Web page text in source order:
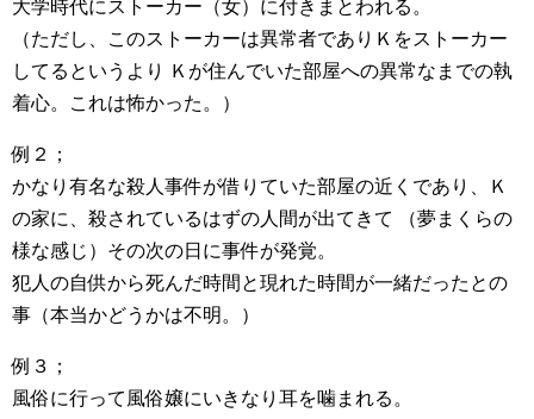
大学時代にストーカー（女）に付きまとわれる。
（ただし、このストーカーは異常者でありＫをストーカー
してるというより Ｋが住んでいた部屋への異常なまでの執
着心。これは怖かった。）
例２；
かなり有名な殺人事件が借りていた部屋の近くであり、Ｋ
の家に、殺されているはずの人間が出てきて （夢まくらの
様な感じ）その次の日に事件が発覚。
犯人の自供から死んだ時間と現れた時間が一緒だったとの
事（本当かどうかは不明。）
例３；
風俗に行って風俗嬢にいきなり耳を噛まれる。